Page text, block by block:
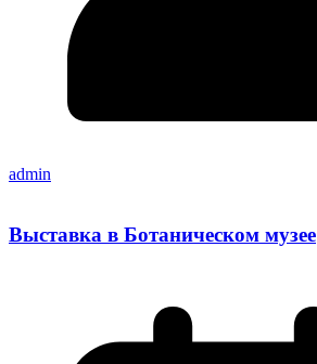
admin
Выставка в Ботаническом музее